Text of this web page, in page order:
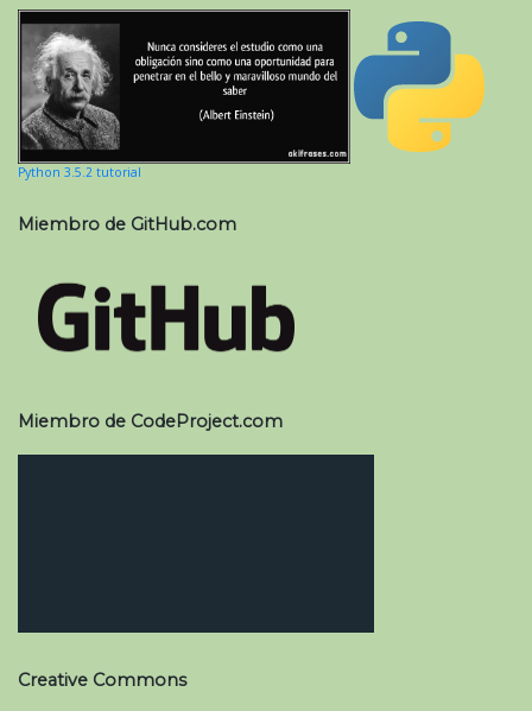
Python 3.5.2 tutorial
Miembro de GitHub.com
Miembro de CodeProject.com
Creative Commons